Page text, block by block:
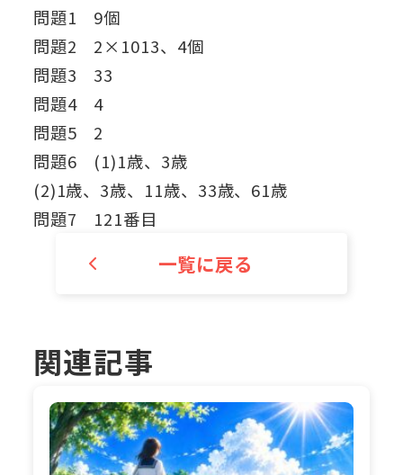
問題1 9個
問題2 2×1013、4個
問題3 33
問題4 4
問題5 2
問題6 (1)1歳、3歳
(2)1歳、3歳、11歳、33歳、61歳
問題7 121番目
一覧に戻る
関連記事